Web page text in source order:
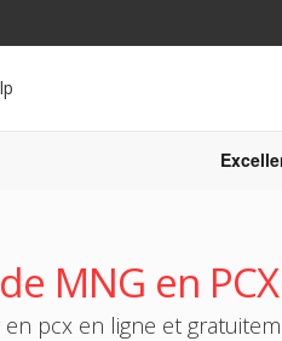
MNG en PCX
pcx en ligne et